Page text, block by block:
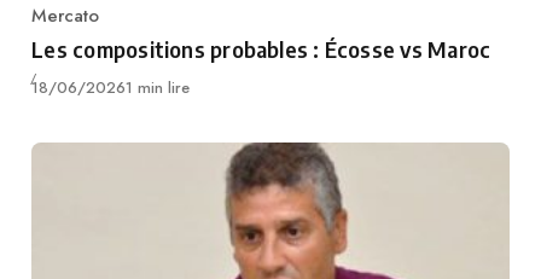
Category
Mercato
Les compositions probables : Écosse vs Maroc
Publié
18/06/20261 min lire